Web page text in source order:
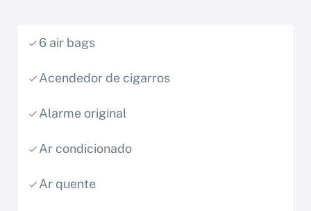
6 air bags
Acendedor de cigarros
Alarme original
Ar condicionado
Ar quente